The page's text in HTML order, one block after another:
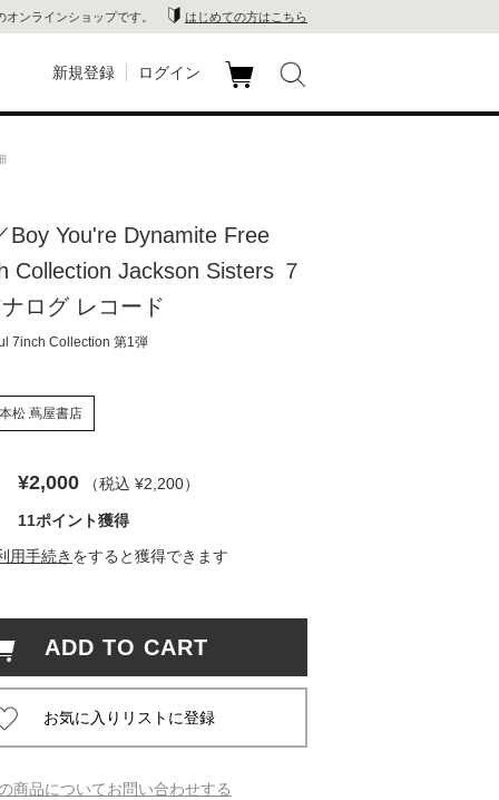
ンラインショップです。 はじめての方はこちら
蔦
屋
屋
新規登録 ログイン
Boy You're Dynamite Free
Collection Jackson Sisters ７
ログ レコード
7inch Collection 第1弾
松 蔦屋書店
¥2,000 （税込 ¥2,200）
11ポイント獲得
用手続き をすると獲得できます
ADD TO CART
商品についてお問い合わせする